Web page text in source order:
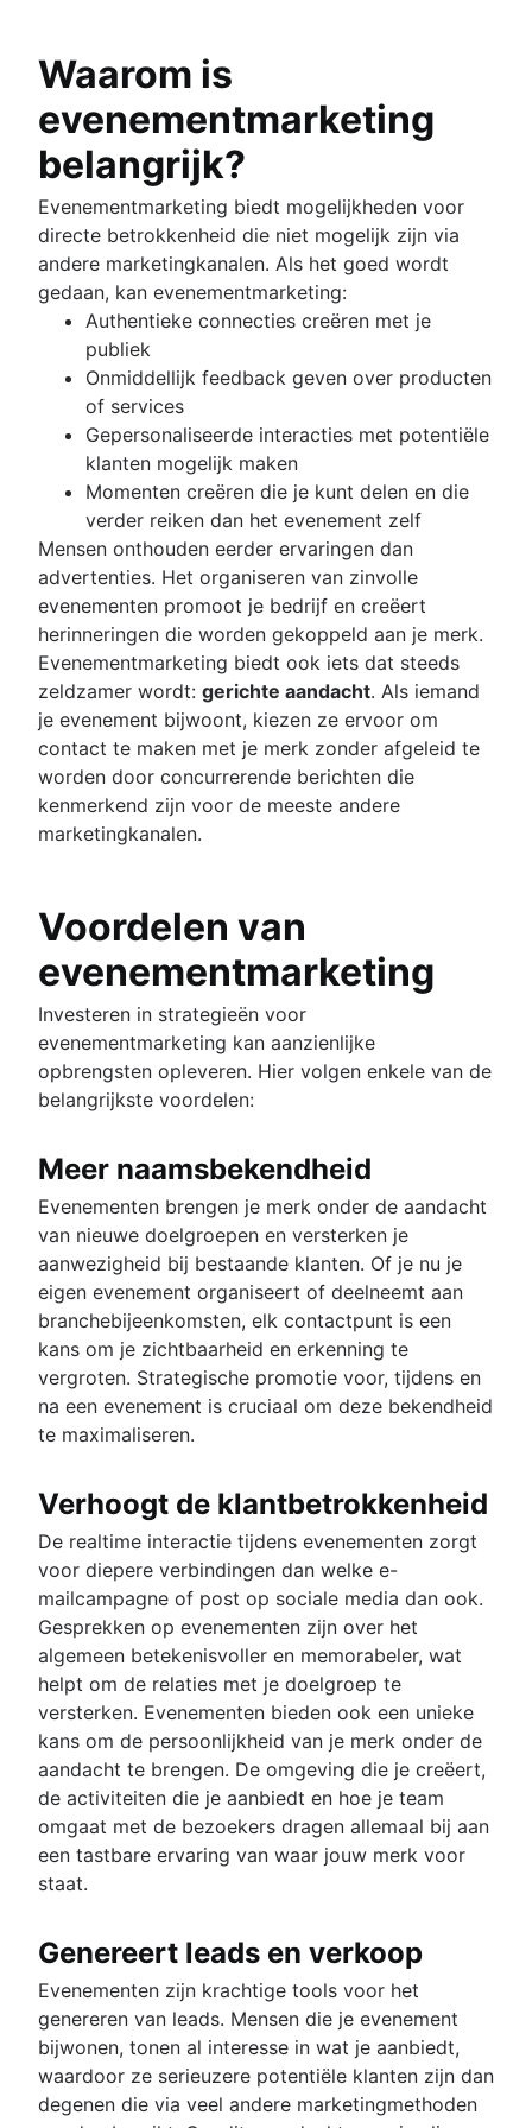
werknemers
Erkenning van werknemers
Managementstijlen
Productiviteit op de werkvloer
Slechte communicatie overwinnen
Functionele organisatiestructuur [definitie,
voordelen + voorbeelden]
Overzicht
Modellen
Co-leiderschap
Opslag en tracering van documenten
Productdocumentatie
Softwareontwerpdocument
Werkverklaring
Proces voor documentenbeheer
Overzicht
Sociaal bedrijfsnetwerk
Waarom is
evenementmarketing
belangrijk?
Evenementmarketing biedt mogelijkheden voor
directe betrokkenheid die niet mogelijk zijn via
andere marketingkanalen. Als het goed wordt
gedaan, kan evenementmarketing:
Authentieke connecties creëren met je
publiek
Onmiddellijk feedback geven over producten
of services
Gepersonaliseerde interacties met potentiële
klanten mogelijk maken
Momenten creëren die je kunt delen en die
verder reiken dan het evenement zelf
Mensen onthouden eerder ervaringen dan
advertenties. Het organiseren van zinvolle
evenementen promoot je bedrijf en creëert
herinneringen die worden gekoppeld aan je merk.
Evenementmarketing biedt ook iets dat steeds
zeldzamer wordt: gerichte aandacht. Als iemand
je evenement bijwoont, kiezen ze ervoor om
contact te maken met je merk zonder afgeleid te
worden door concurrerende berichten die
kenmerkend zijn voor de meeste andere
marketingkanalen.
Voordelen van
evenementmarketing
Investeren in strategieën voor
evenementmarketing kan aanzienlijke
opbrengsten opleveren. Hier volgen enkele van de
belangrijkste voordelen:
Meer naamsbekendheid
Evenementen brengen je merk onder de aandacht
van nieuwe doelgroepen en versterken je
aanwezigheid bij bestaande klanten. Of je nu je
eigen evenement organiseert of deelneemt aan
branchebijeenkomsten, elk contactpunt is een
kans om je zichtbaarheid en erkenning te
vergroten. Strategische promotie voor, tijdens en
na een evenement is cruciaal om deze bekendheid
te maximaliseren.
Verhoogt de klantbetrokkenheid
De realtime interactie tijdens evenementen zorgt
voor diepere verbindingen dan welke e-
mailcampagne of post op sociale media dan ook.
Gesprekken op evenementen zijn over het
algemeen betekenisvoller en memorabeler, wat
helpt om de relaties met je doelgroep te
versterken. Evenementen bieden ook een unieke
kans om de persoonlijkheid van je merk onder de
aandacht te brengen. De omgeving die je creëert,
de activiteiten die je aanbiedt en hoe je team
omgaat met de bezoekers dragen allemaal bij aan
een tastbare ervaring van waar jouw merk voor
staat.
Genereert leads en verkoop
Evenementen zijn krachtige tools voor het
genereren van leads. Mensen die je evenement
bijwonen, tonen al interesse in wat je aanbiedt,
waardoor ze serieuzere potentiële klanten zijn dan
degenen die via veel andere marketingmethoden